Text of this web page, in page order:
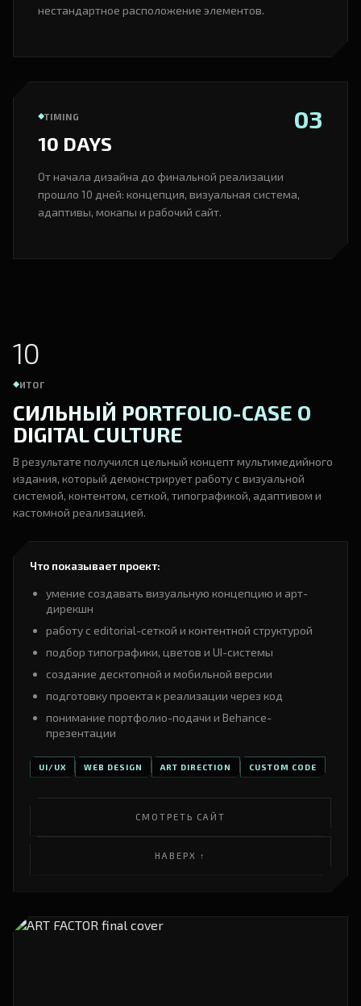
нестандартное расположение элементов.
TIMING
10 DAYS
03
От начала дизайна до финальной реализации
прошло 10 дней: концепция, визуальная система,
адаптивы, мокапы и рабочий сайт.
10
ИТОГ
СИЛЬНЫЙ PORTFOLIO-CASE О
DIGITAL CULTURE
В результате получился цельный концепт мультимедийного
издания, который демонстрирует работу с визуальной
системой, контентом, сеткой, типографикой, адаптивом и
кастомной реализацией.
Что показывает проект:
умение создавать визуальную концепцию и арт-
дирекшн
работу с editorial-сеткой и контентной структурой
подбор типографики, цветов и UI-системы
создание десктопной и мобильной версии
подготовку проекта к реализации через код
понимание портфолио-подачи и Behance-
презентации
UI/UX WEB DESIGN ART DIRECTION CUSTOM CODE
СМОТРЕТЬ САЙТ
НАВЕРХ ↑